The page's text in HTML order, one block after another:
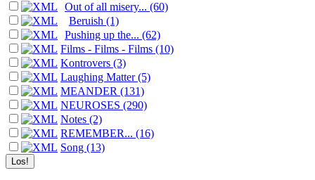
Out of all misery... (60)
Beruish (1)
Pushing up the... (62)
Films - Films - Films (10)
Kontrovers (3)
Laughing Matter (5)
MEANDER (131)
NEUROSES (290)
Notes (2)
REMEMBER... (16)
Song (13)